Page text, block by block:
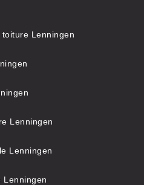
Lenningen
Lenningen
Lenningen
Lenningen